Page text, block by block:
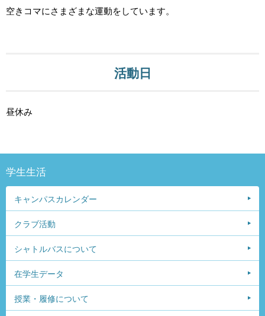
空きコマにさまざまな運動をしています。
活動日
昼休み
学生生活
キャンパスカレンダー
クラブ活動
シャトルバスについて
在学生データ
授業・履修について